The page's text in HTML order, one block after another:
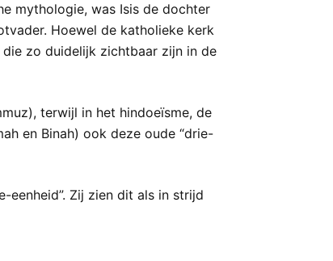
mythologie, was Isis de dochter
Hoewel de katholieke kerk
zo duidelijk zichtbaar zijn in de
terwijl in het hindoeïsme, de
en Binah) ook deze oude “drie-
eenheid”. Zij zien dit als in strijd